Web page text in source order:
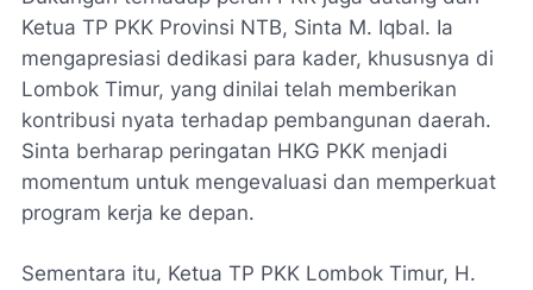
Ketua TP PKK Provinsi NTB, Sinta M. Iqbal. Ia
mengapresiasi dedikasi para kader, khususnya di
Lombok Timur, yang dinilai telah memberikan
kontribusi nyata terhadap pembangunan daerah.
Sinta berharap peringatan HKG PKK menjadi
momentum untuk mengevaluasi dan memperkuat
program kerja ke depan.
Sementara itu, Ketua TP PKK Lombok Timur, H.